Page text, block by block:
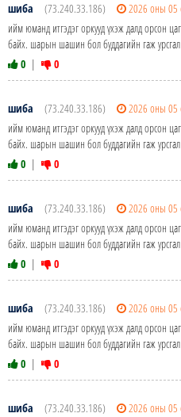
шиба (73.240.33.186)
2026 оны 05
ийм юманд итгэдэг оркууд үхэж далд орсон
байх. шарын шашин бол буддагийн гаж
0 | 0
шиба (73.240.33.186)
2026 оны 05
ийм юманд итгэдэг оркууд үхэж далд орсон
байх. шарын шашин бол буддагийн гаж
0 | 0
шиба (73.240.33.186)
2026 оны 05
ийм юманд итгэдэг оркууд үхэж далд орсон
байх. шарын шашин бол буддагийн гаж
0 | 0
шиба (73.240.33.186)
2026 оны 05
ийм юманд итгэдэг оркууд үхэж далд орсон
байх. шарын шашин бол буддагийн гаж
0 | 0
шиба (73.240.33.186)
2026 оны 05